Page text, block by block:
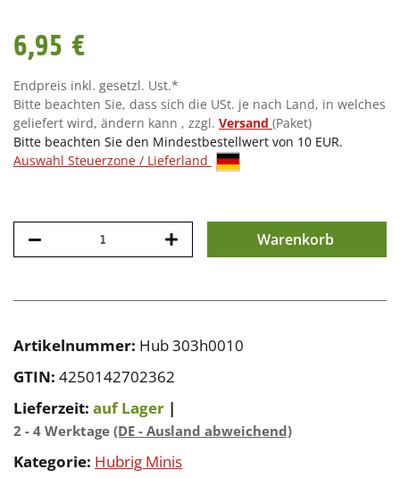
6,95 €
Endpreis inkl. gesetzl. Ust.*
Bitte beachten Sie, dass sich die USt. je nach Land, in welches
geliefert wird, ändern kann , zzgl. Versand (Paket)
Bitte beachten Sie den Mindestbestellwert von 10 EUR.
Auswahl Steuerzone / Lieferland
Warenkorb
Artikelnummer: Hub 303h0010
GTIN: 4250142702362
Lieferzeit: auf Lager |
2 - 4 Werktage (DE - Ausland abweichend)
Kategorie: Hubrig Minis